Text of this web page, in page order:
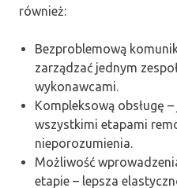
również:
Bezproblemową
zarządzać jednym
wykonawcami.
Kompleksową obsługę
wszystkimi etapami
nieporozumienia.
Możliwość
etapie – lepsza